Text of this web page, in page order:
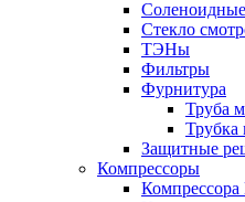
Стекло
ТЭНы
Фильтры
Фурнитура
Труба
Трубка
Защитные
Компрессоры
Компрессора